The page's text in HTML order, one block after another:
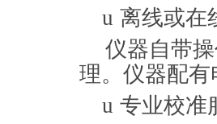
u 离线或在
仪器自带
理。仪器配
u 专业校准